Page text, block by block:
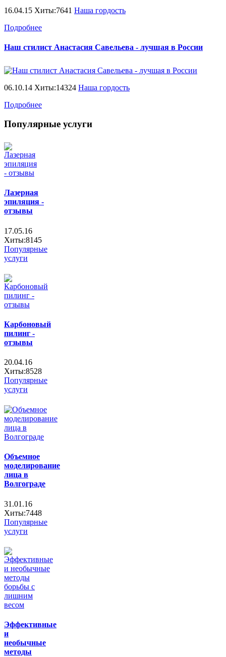
16.04.15 Хиты:7641 Наша гордость
Подробнее
Наш стилист Анастасия Савельева - лучшая в России
06.10.14 Хиты:14324 Наша гордость
Подробнее
Популярные услуги
Лазерная
эпиляция -
отзывы
17.05.16
Хиты:8145
Популярные
услуги
Карбоновый
пилинг -
отзывы
20.04.16
Хиты:8528
Популярные
услуги
Объемное
моделирование
лица в
Волгограде
31.01.16
Хиты:7448
Популярные
услуги
Эффективные
и
необычные
методы